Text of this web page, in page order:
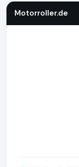
Motorroller.de